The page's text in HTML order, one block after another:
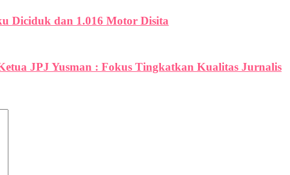
Diciduk dan 1.016 Motor Disita
JPJ Yusman : Fokus Tingkatkan Kualitas Jurnalis